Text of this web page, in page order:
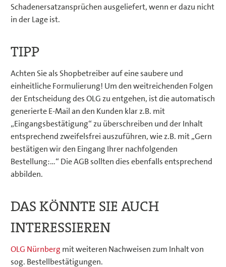
Schadenersatzansprüchen ausgeliefert, wenn er dazu nicht
in der Lage ist.
TIPP
Achten Sie als Shopbetreiber auf eine saubere und
einheitliche Formulierung! Um den weitreichenden Folgen
der Entscheidung des OLG zu entgehen, ist die automatisch
generierte E-Mail an den Kunden klar z.B. mit
„Eingangsbestätigung“ zu überschreiben und der Inhalt
entsprechend zweifelsfrei auszuführen, wie z.B. mit „Gern
bestätigen wir den Eingang Ihrer nachfolgenden
Bestellung:…“ Die AGB sollten dies ebenfalls entsprechend
abbilden.
DAS KÖNNTE SIE AUCH
INTERESSIEREN
OLG Nürnberg mit weiteren Nachweisen zum Inhalt von
sog. Bestellbestätigungen.